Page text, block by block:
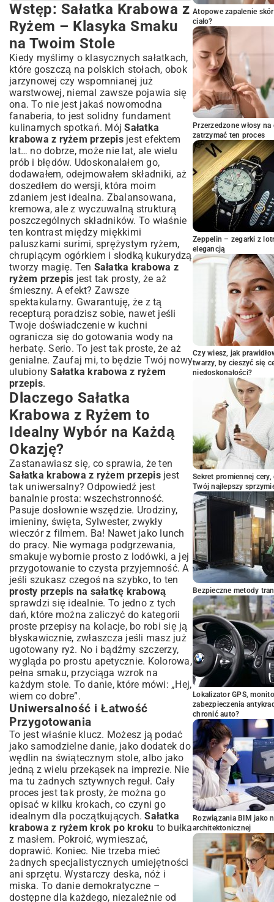
Wstęp: Sałatka Krabowa z Ryżem –
Klasyka Smaku na Twoim Stole
Dlaczego Sałatka Krabowa z Ryżem to
Idealny Wybór na Każdą Okazję?
Uniwersalność i Łatwość Przygotowania
Wartości Odżywcze i Lekkość Sałatki
Niezbędne Składniki i Kreatywne
Wariacje Przepisu
Jak Wybrać Najlepsze Paluszki Krabowe i
Jaki Ryż Pasuje Idealnie?
Warzywa, Sosy i Dodatki, Które Podkreślą
Smak
Sałatka Krabowa z Ryżem Krok po Kroku
– Sprawdzony Przepis
Przygotowanie Składników i Techniki
Krojenia
Łączenie Składników i Idealne Doprawienie
Sałatki
Sekrety Idealnej Sałatki Krabowej –
Porady Mistrza Kuchni
Chłodzenie i Konsystencja – Klucz do Pełni
Smaku
Z czym Podawać Sałatkę Krabową z
Ryżem?
Podsumowanie: Sałatka Krabowa z
Ryżem – Szybko, Łatwo i Wybornie
Wstęp: Sałatka Krabowa z
Ryżem – Klasyka Smaku
na Twoim Stole
Kiedy myślimy o klasycznych sałatkach,
które goszczą na polskich stołach, obok
jarzynowej czy wspomnianej już
warstwowej, niemal zawsze pojawia się
ona. To nie jest jakaś nowomodna
fanaberia, to jest solidny fundament
kulinarnych spotkań. MójSałatka
krabowa z ryżem przepisjest efektem
lat… no dobrze, może nie lat, ale wielu
prób i błędów. Udoskonalałem go,
dodawałem, odejmowałem składniki, aż
doszedłem do wersji, która moim
zdaniem jest idealna. Zbalansowana,
kremowa, ale z wyczuwalną strukturą
poszczególnych składników. To właśnie
ten kontrast między miękkimi
paluszkami surimi, sprężystym ryżem,
chrupiącym ogórkiem i słodką kukurydzą
tworzy magię. Ten Sałatka krabowa z
ryżem przepis jest tak prosty, że aż
śmieszny. A efekt? Zawsze
spektakularny. Gwarantuję, że z tą
recepturą poradzisz sobie, nawet jeśli
Twoje doświadczenie w kuchni
ogranicza się do gotowania wody na
herbatę. Serio. To jest tak proste, że aż
genialne. Zaufaj mi, to będzie Twój nowy
ulubionySałatka krabowa z ryżem
przepis.
Dlaczego Sałatka
Krabowa z Ryżem to
Idealny Wybór na Każdą
Okazję?
Zastanawiasz się, co sprawia, że ten
Sałatka krabowa z ryżem przepisjest
tak uniwersalny? Odpowiedź jest
banalnie prosta: wszechstronność.
Pasuje dosłownie wszędzie. Urodziny,
imieniny, święta, Sylwester, zwykły
wieczór z filmem. Ba! Nawet jako lunch
do pracy. Nie wymaga podgrzewania,
smakuje wybornie prosto z lodówki, a jej
przygotowanie to czysta przyjemność. A
jeśli szukasz czegoś na szybko, to ten
prosty przepis na sałatkę krabową
sprawdzi się idealnie. To jedno z tych
dań, które można zaliczyć do kategorii
proste przepisy na kolacje, bo robi się ją
błyskawicznie, zwłaszcza jeśli masz już
ugotowany ryż. No i bądźmy szczerzy,
wygląda po prostu apetycznie. Kolorowa,
pełna smaku, przyciąga wzrok na
każdym stole. To danie, które mówi: „Hej,
wiem co dobre”.
Uniwersalność i Łatwość
Przygotowania
To jest właśnie klucz. Możesz ją podać
jako samodzielne danie, jako dodatek do
wędlin na świątecznym stole, albo jako
jedną z wielu przekąsek na imprezie. Nie
ma tu żadnych sztywnych reguł. Cały
proces jest tak prosty, że można go
opisać w kilku krokach, co czyni go
idealnym dla początkujących.Sałatka
krabowa z ryżem krok po kroku to bułka
z masłem. Pokroić, wymieszać,
doprawić. Koniec. Nie trzeba mieć
żadnych specjalistycznych umiejętności
ani sprzętu. Wystarczy deska, nóż i
miska. To danie demokratyczne –
dostępne dla każdego, niezależnie od
Atopowe zapalenie
ciało?
Przerzedzone włosy
zatrzymać ten proces
Zeppelin – zegarki z
elegancją
Czy wiesz, jak
twarzy, by cieszyć się
niedoskonałości?
Sekret promiennej
Twój najlepszy
Bezpieczne metody
Lokalizator GPS,
zabezpieczenia
chronić auto?
Rozwiązania BIM jako
architektonicznej